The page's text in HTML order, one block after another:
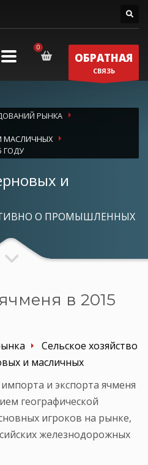
ОБРАТНАЯ
СВЯЗЬ
РЫНКА
МАСЛИЧНЫХ
ГОДУ
и
О ПРОМЫШЛЕННЫХ
в 2015
Сельское хозяйство
и масличных
и экспорта ячменя
географической
игроков на рынке,
железнодорожных